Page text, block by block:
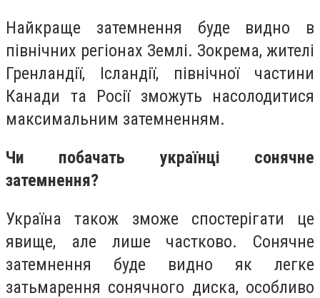
Найкраще затемнення буде видно в
північних регіонах Землі. Зокрема, жителі
Гренландії, Ісландії, північної частини
Канади та Росії зможуть насолодитися
максимальним затемненням.
Чи побачать українці сонячне
затемнення?
Україна також зможе спостерігати це
явище, але лише частково. Сонячне
затемнення буде видно як легке
затьмарення сонячного диска, особливо